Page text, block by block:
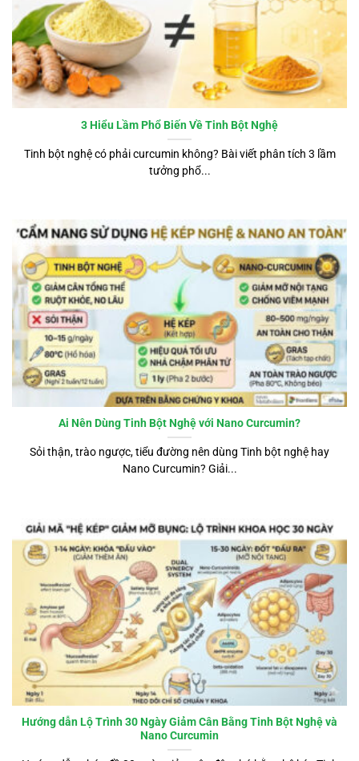
3 Hiểu Lầm Phổ Biến Về Tinh Bột Nghệ
Tinh bột nghệ có phải curcumin không? Bài viết phân tích 3 lầm
tưởng phổ...
Ai Nên Dùng Tinh Bột Nghệ với Nano Curcumin?
Sỏi thận, trào ngược, tiểu đường nên dùng Tinh bột nghệ hay
Nano Curcumin? Giải...
Hướng dẫn Lộ Trình 30 Ngày Giảm Cân Bằng Tinh Bột Nghệ và
Nano Curcumin